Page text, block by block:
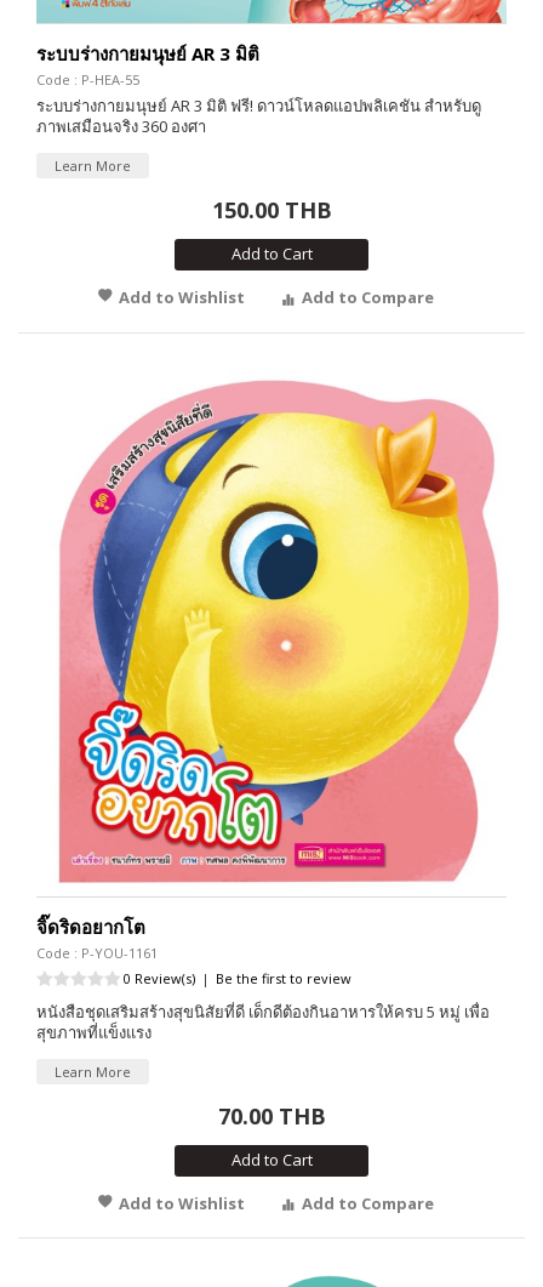
ระบบร่างกายมนุษย์ AR 3 มิติ
Code : P-HEA-55
ระบบร่างกายมนุษย์ AR 3 มิติ ฟรี! ดาวน์โหลดแอปพลิเคชัน สำหรับดู
ภาพเสมือนจริง 360 องศา
Learn More
150.00 THB
Add to Cart
Add to Wishlist
Add to Compare
จิ๊ดริดอยากโต
Code : P-YOU-1161
0 Review(s) | Be the first to review
หนังสือชุดเสริมสร้างสุขนิสัยที่ดี เด็กดีต้องกินอาหารให้ครบ 5 หมู่ เพื่อ
สุขภาพที่แข็งแรง
Learn More
70.00 THB
Add to Cart
Add to Wishlist
Add to Compare